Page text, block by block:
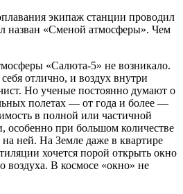
экипаж станции проводил
назван «Сменой атмосферы». Чем
«Салюта-5» не возникало.
отлично, и воздух внутри
Но ученые постоянно думают о
полетах — от года и более —
в полной или частичной
особенно при большом количестве
ней. На Земле даже в квартире
хочется порой открыть окно
воздуха. В космосе «окно» не